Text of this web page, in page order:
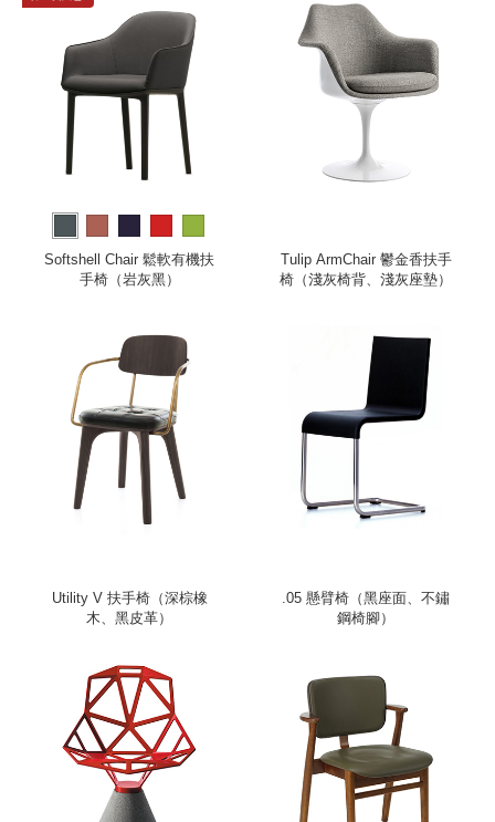
Softshell Chair 鬆軟有機扶
手椅（岩灰黑）
Tulip ArmChair 鬱金香扶手
椅（淺灰椅背、淺灰座墊）
Utility V 扶手椅（深棕橡
木、黑皮革）
.05 懸臂椅（黑座面、不鏽
鋼椅腳）